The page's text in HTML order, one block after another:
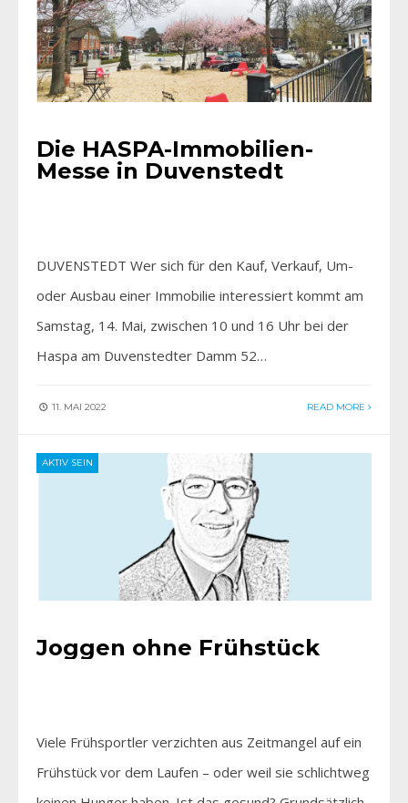
Die HASPA-Immobilien-
Messe in Duvenstedt
DUVENSTEDT Wer sich für den Kauf, Verkauf, Um-
oder Ausbau einer Immobilie interessiert kommt am
Samstag, 14. Mai, zwischen 10 und 16 Uhr bei der
Haspa am Duvenstedter Damm 52…
11. MAI 2022 READ MORE
AKTIV SEIN
Joggen ohne Frühstück
Viele Frühsportler verzichten aus Zeitmangel auf ein
Frühstück vor dem Laufen – oder weil sie schlichtweg